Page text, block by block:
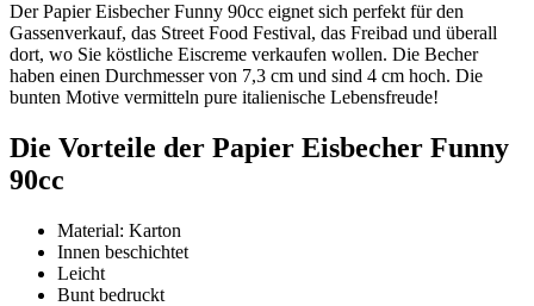
Der Papier Eisbecher Funny 90cc eignet sich perfekt für den
Gassenverkauf, das Street Food Festival, das Freibad und überall
dort, wo Sie köstliche Eiscreme verkaufen wollen. Die Becher
haben einen Durchmesser von 7,3 cm und sind 4 cm hoch. Die
bunten Motive vermitteln pure italienische Lebensfreude!
Die Vorteile der Papier Eisbecher Funny
90cc
Material: Karton
Innen beschichtet
Leicht
Bunt bedruckt